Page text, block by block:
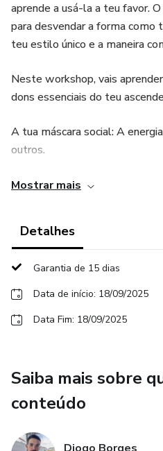
aprende a usá-la a teu favor.
para desvendar a forma como
teu estilo único e a maneira
Neste workshop, vais
dons essenciais do teu
A tua máscara social: A
outros.
A tua força de arranque: O teu
A tua assinatura energética: A
Vem desvendar estas
com a tua verdadeira essência.
Mostrar mais
Detalhes
Garantia de 15 dias
Data de início: 18/09/2025
Data Fim: 18/09/2025
Saiba mais sobre
conteúdo